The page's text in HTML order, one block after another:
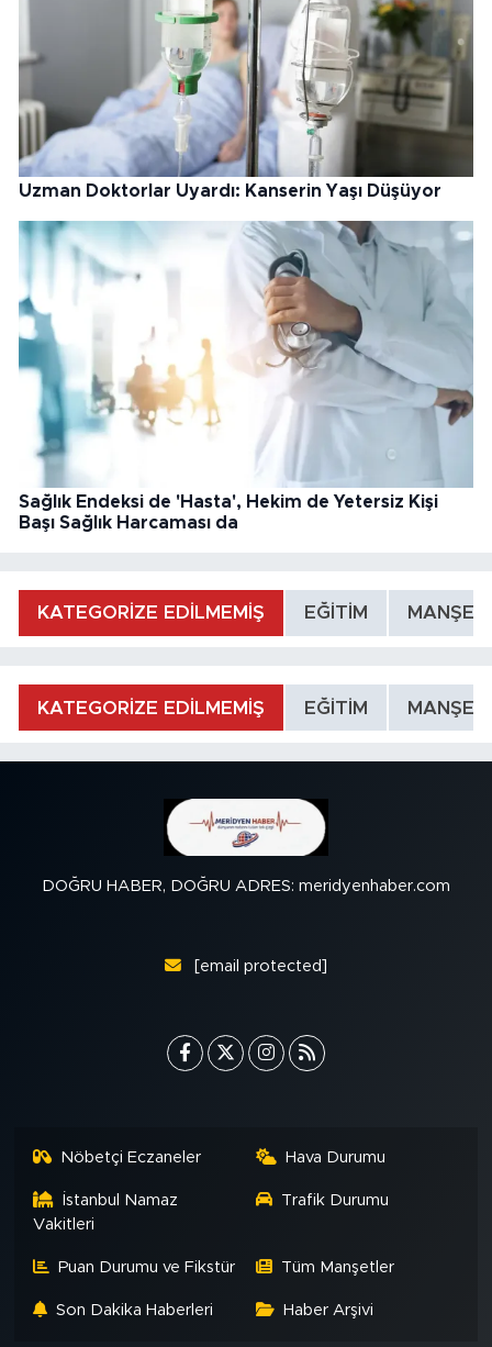
Uzman Doktorlar Uyardı: Kanserin Yaşı Düşüyor
Sağlık Endeksi de 'Hasta', Hekim de Yetersiz Kişi
Başı Sağlık Harcaması da
KATEGORİZE EDİLMEMİŞ EĞİTİM MANŞET
KATEGORİZE EDİLMEMİŞ EĞİTİM MANŞET
DOĞRU HABER, DOĞRU ADRES: meridyenhaber.com
[email protected]
Nöbetçi Eczaneler Hava Durumu
İstanbul Namaz
Vakitleri
Trafik Durumu
Puan Durumu ve Fikstür Tüm Manşetler
Son Dakika Haberleri Haber Arşivi